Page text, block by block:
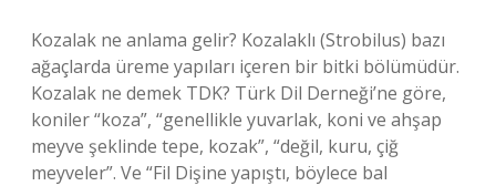
Kozalak ne anlama gelir? Kozalaklı (Strobilus) bazı
ağaçlarda üreme yapıları içeren bir bitki bölümüdür.
Kozalak ne demek TDK? Türk Dil Derneği’ne göre,
koniler “koza”, “genellikle yuvarlak, koni ve ahşap
meyve şeklinde tepe, kozak”, “değil, kuru, çiğ
meyveler”. Ve “Fil Dişine yapıştı, böylece bal